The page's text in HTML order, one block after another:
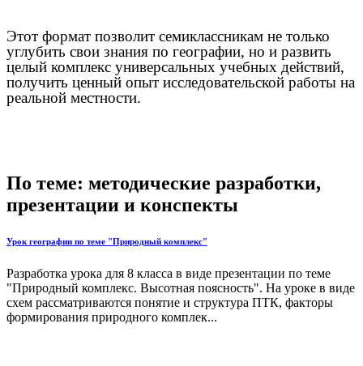
Этот формат позволит семиклассникам не только
углубить свои знания по географии, но и развить
целый комплекс универсальных учебных действий,
получить ценный опыт исследовательской работы на
реальной местности.
По теме: методические разработки,
презентации и конспекты
Урок географии по теме "Природный комплекс"
Разработка урока для 8 класса в виде презентации по теме
"Природный комплекс. Высотная поясность". На уроке в виде
схем рассматриваются понятие и структура ПТК, факторы
формирования природного комплек...